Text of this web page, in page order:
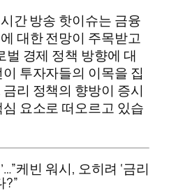
간 방송 핫이슈는 금융
대한 전망이 주목받고
벌 경제 정책 방향에 대
투자자들의 이목을 집
리 정책의 향방이 증시
요소로 떠오르고 있습
케빈 워시, 오히려 ‘금리
?”